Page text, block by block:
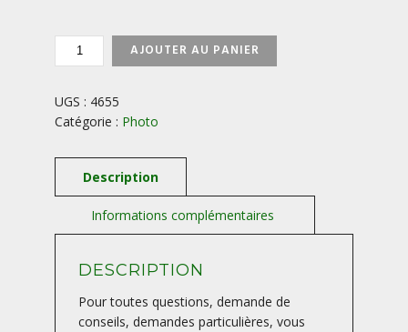
QUANTITÉ
FINLANDE
AJOUTER AU PANIER
UGS : 4655
Catégorie : Photo
DESCRIPTION
Pour toutes questions, demande de
conseils, demandes particulières, vous